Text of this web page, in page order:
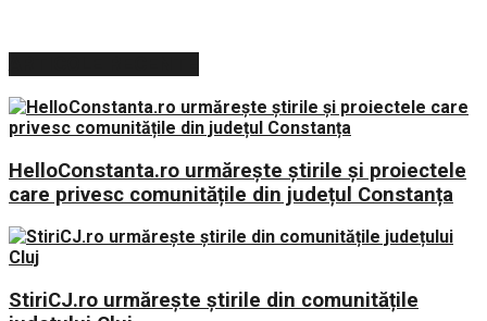
HelloConstanta.ro urmărește știrile și proiectele
care privesc comunitățile din județul Constanța
StiriCJ.ro urmărește știrile din comunitățile